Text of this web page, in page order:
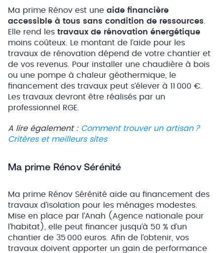
Ma prime Rénov est une aide financière
accessible à tous sans condition de ressources
Elle rend les travaux de rénovation énergétique
moins coûteux. Le montant de l’aide pour les
travaux de rénovation dépend de votre chantier et
de vos revenus. Pour installer une chaudière à bois
ou une pompe à chaleur géothermique, le
financement des travaux peut s’élever à 11 000 €.
Les travaux devront être réalisés par un
professionnel RGE.
A lire également : Comment trouver un artisan ?
Critères et meilleurs sites
Ma prime Rénov Sérénité
Ma prime Rénov Sérénité aide au financement des
travaux d’isolation pour les ménages modestes.
Mise en place par l’Anah (Agence nationale pour
l’habitat), elle peut financer jusqu’à 50 % d’un
chantier de 35 000 euros. Afin de l’obtenir, vos
travaux doivent apporter un gain de performance